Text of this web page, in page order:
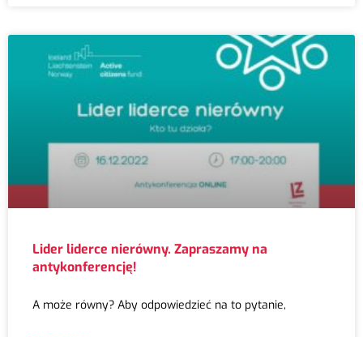
Lider liderce nierówny. Zapraszamy na
antykonferencję!
A może równy? Aby odpowiedzieć na to pytanie,